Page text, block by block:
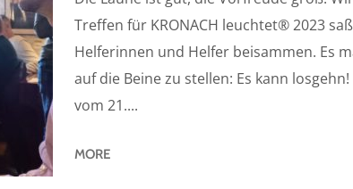
Treffen für KRONACH leuchtet® 2023
Helferinnen und Helfer beisammen. Es
auf die Beine zu stellen: Es kann
vom 21....
MORE